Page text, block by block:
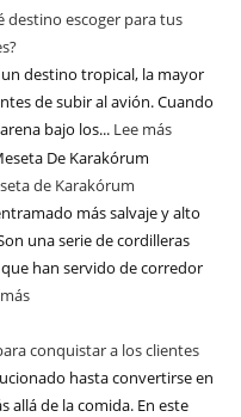
destino escoger para tus
destino tropical, la mayor
de subir al avión. Cuando
bajo los... Lee más
de Karakórum
más salvaje y alto
una serie de cordilleras
han servido de corredor
conquistar a los clientes
hasta convertirse en
allá de la comida. En este